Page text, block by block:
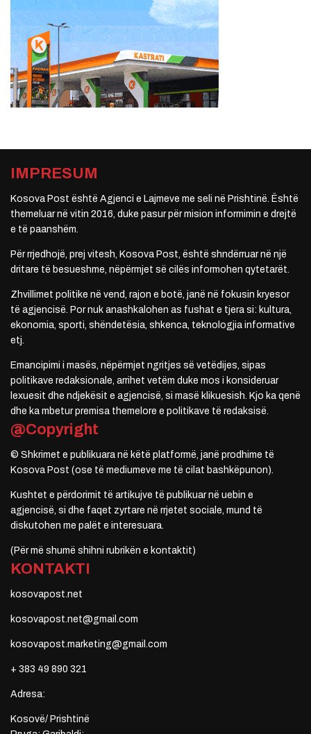
IMPRESUM
Kosova Post është Agjenci e Lajmeve me seli në Prishtinë. Është
themeluar në vitin 2016, duke pasur për mision informimin e drejtë
e të paanshëm.
Për rrjedhojë, prej vitesh, Kosova Post, është shndërruar në një
dritare të besueshme, nëpërmjet së cilës informohen qytetarët.
Zhvillimet politike në vend, rajon e botë, janë në fokusin kryesor
të agjencisë. Por nuk anashkalohen as fushat e tjera si: kultura,
ekonomia, sporti, shëndetësia, shkenca, teknologjia informative
etj.
Emancipimi i masës, nëpërmjet ngritjes së vetëdijes, sipas
politikave redaksionale, arrihet vetëm duke mos i konsideruar
lexuesit dhe ndjekësit e agjencisë, si masë klikuesish. Kjo ka qenë
dhe ka mbetur premisa themelore e politikave të redaksisë.
@Copyright
© Shkrimet e publikuara në këtë platformë, janë prodhime të
Kosova Post (ose të mediumeve me të cilat bashkëpunon).
Kushtet e përdorimit të artikujve të publikuar në uebin e
agjencisë, si dhe faqet zyrtare në rrjetet sociale, mund të
diskutohen me palët e interesuara.
(Për më shumë shihni rubrikën e kontaktit)
KONTAKTI
kosovapost.net
kosovapost.net@gmail.com
kosovapost.marketing@gmail.com
+ 383 49 890 321
Adresa:
Kosovë/ Prishtinë